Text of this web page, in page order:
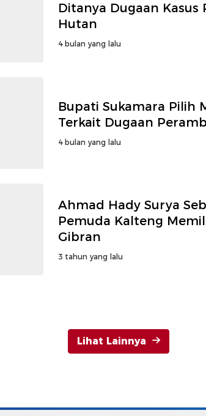
Ditanya Dugaan Kasus
Hutan
4 bulan yang lalu
Bupati Sukamara Pilih
Terkait Dugaan
4 bulan yang lalu
Ahmad Hady Surya
Pemuda Kalteng
Gibran
3 tahun yang lalu
Lihat Lainnya